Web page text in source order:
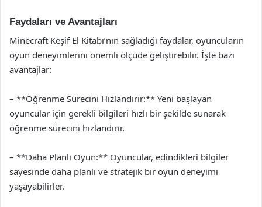
Faydaları ve Avantajları
Minecraft Keşif El Kitabı’nın sağladığı faydalar, oyuncuların
oyun deneyimlerini önemli ölçüde geliştirebilir. İşte bazı
avantajlar:
– **Öğrenme Sürecini Hızlandırır:** Yeni başlayan
oyuncular için gerekli bilgileri hızlı bir şekilde sunarak
öğrenme sürecini hızlandırır.
– **Daha Planlı Oyun:** Oyuncular, edindikleri bilgiler
sayesinde daha planlı ve stratejik bir oyun deneyimi
yaşayabilirler.